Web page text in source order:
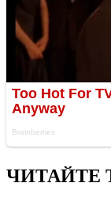
ЧИТАЙТЕ